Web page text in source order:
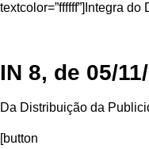
textcolor=”ffffff”]Integra do
IN 8, de 05/
Da Distribuição da
[button